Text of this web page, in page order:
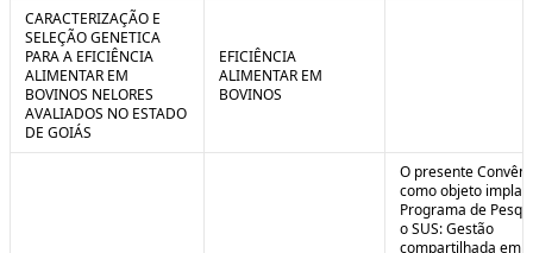
t
u
o
CARACTERIZAÇÃO E
SELEÇÃO GENETICA
PARA A EFICIÊNCIA
ALIMENTAR EM
BOVINOS NELORES
AVALIADOS NO ESTADO
DE GOIÁS
EFICIÊNCIA
ALIMENTAR EM
BOVINOS
O presente
como objeto
Programa de
o SUS: Gestão
compartilhada em